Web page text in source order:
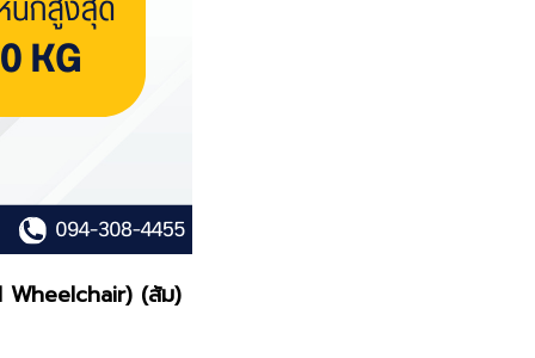
Wheelchair) (ส้ม)